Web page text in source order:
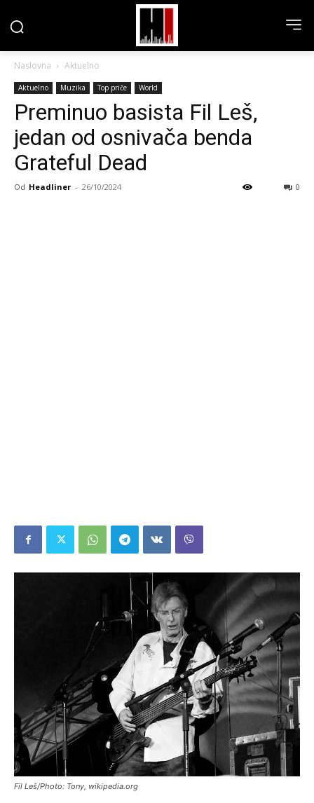
Naslovna Aktuelno
Aktuelno Muzika Top priče World
Preminuo basista Fil Leš,
jedan od osnivača benda
Grateful Dead
Od Headliner - 26/10/2024 0
Fil Leš/Photo: Tony, wikipedia.org